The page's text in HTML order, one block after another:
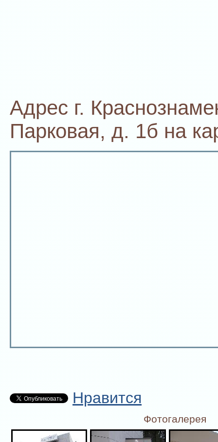
Адрес г.
Парковая, д. 1б на
Нравится
Фотогалерея